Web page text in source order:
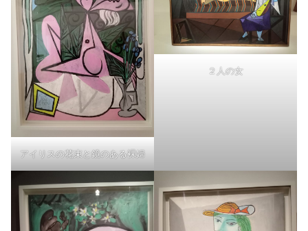
アイリスの花束と鏡のある裸婦
２人の女